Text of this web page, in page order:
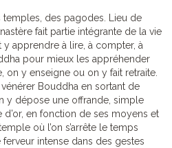
temples, des pagodes. Lieu de
fait partie intégrante de la vie
apprendre à lire, à compter, à
pour mieux les appréhender
on y enseigne ou on y fait retraite.
Bouddha en sortant de
y dépose une offrande, simple
en fonction de ses moyens et
où l’on s’arrête le temps
ferveur intense dans des gestes